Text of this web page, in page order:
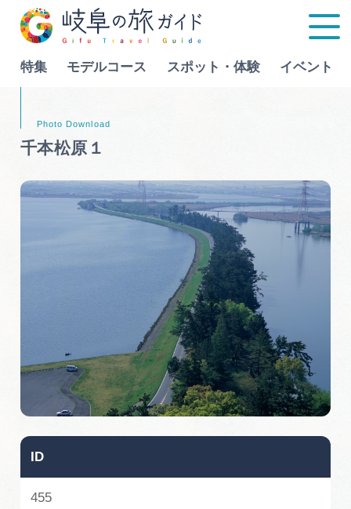
特集 モデルコース スポット・体験 イベント
特集
モデルコース
旅の予約
Language
行きたいリストを見る
千本松原１
ID
455